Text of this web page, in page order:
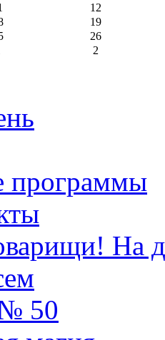
12
19
26
2
программы
На
50